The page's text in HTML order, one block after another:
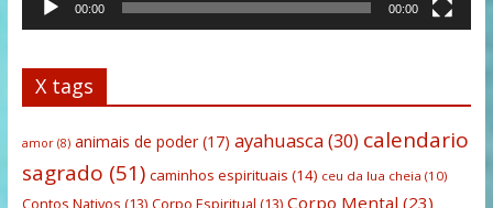
00:00 00:00
X tags
amor(8) animais de poder(17) ayahuasca(30) calendario
sagrado (51) caminhos espirituais (14) ceu da lua cheia (10)
Contos Nativos (13) Corpo Espiritual (13) Corpo Mental (23)